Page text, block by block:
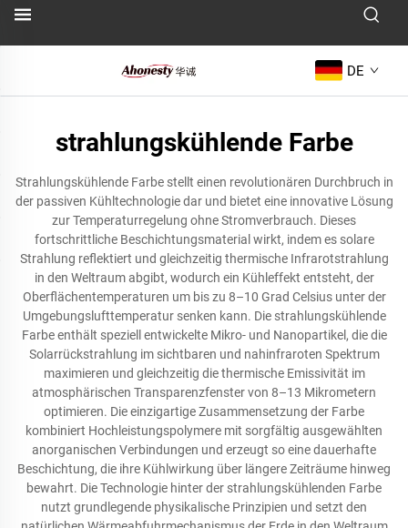
DE
strahlungskühlende Farbe
Strahlungskühlende Farbe stellt einen revolutionären Durchbruch in
der passiven Kühltechnologie dar und bietet eine innovative Lösung
zur Temperaturregelung ohne Stromverbrauch. Dieses
fortschrittliche Beschichtungsmaterial wirkt, indem es solare
Strahlung reflektiert und gleichzeitig thermische Infrarotstrahlung
in den Weltraum abgibt, wodurch ein Kühleffekt entsteht, der
Oberflächentemperaturen um bis zu 8–10 Grad Celsius unter der
Umgebungslufttemperatur senken kann. Die strahlungskühlende
Farbe enthält speziell entwickelte Mikro- und Nanopartikel, die die
Solarrückstrahlung im sichtbaren und nahinfraroten Spektrum
maximieren und gleichzeitig die thermische Emissivität im
atmosphärischen Transparenzfenster von 8–13 Mikrometern
optimieren. Die einzigartige Zusammensetzung der Farbe
kombiniert Hochleistungspolymere mit sorgfältig ausgewählten
anorganischen Verbindungen und erzeugt so eine dauerhafte
Beschichtung, die ihre Kühlwirkung über längere Zeiträume hinweg
bewahrt. Die Technologie hinter der strahlungskühlenden Farbe
nutzt grundlegende physikalische Prinzipien und setzt den